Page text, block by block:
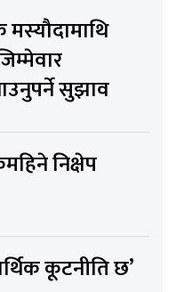
सुझाव
निक्षेप
कूटनीति छ’